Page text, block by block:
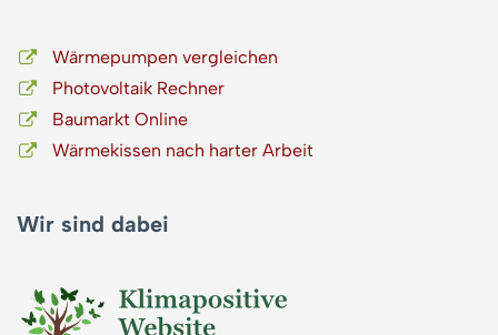
Wärmepumpen vergleichen
Photovoltaik Rechner
Baumarkt Online
Wärmekissen nach harter Arbeit
Wir sind dabei